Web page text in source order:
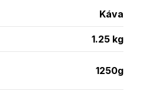
Káva
1.25 kg
1250g